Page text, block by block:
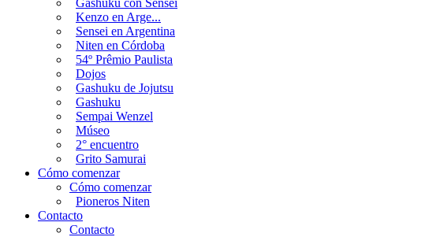
Kenzo en Arge...
Sensei en Argentina
Niten en Córdoba
54º Prêmio Paulista
Dojos
Gashuku de Jojutsu
Gashuku
Sempai Wenzel
Múseo
2° encuentro
Grito Samurai
Cómo comenzar
Cómo comenzar
Pioneros Niten
Contacto
Contacto